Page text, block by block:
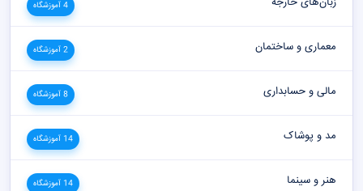
4 آموزشگاه
معماری و ساختمان 2 آموزشگاه
مالی و حسابداری 8 آموزشگاه
مد و پوشاک 14 آموزشگاه
هنر و سینما 14 آموزشگاه